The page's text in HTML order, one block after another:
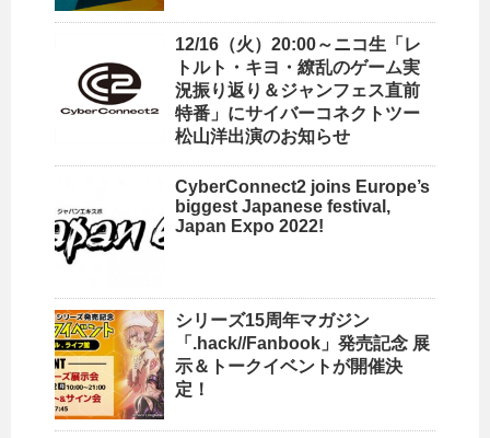
12/16（火）20:00～ニコ生「レ
トルト・キヨ・繚乱のゲーム実
況振り返り＆ジャンフェス直前
特番」にサイバーコネクトツー
松山洋出演のお知らせ
CyberConnect2 joins Europe’s
biggest Japanese festival,
Japan Expo 2022!
シリーズ15周年マガジン
「.hack//Fanbook」発売記念 展
示＆トークイベントが開催決
定！